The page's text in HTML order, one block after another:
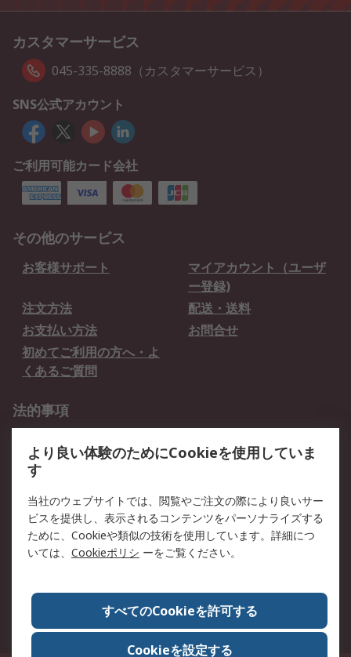
カスタマーサービス
045-335-8888（カスタマーサービス）
SNS公式アカウント
ご利用可能カード会社
その他のサービス
お客様サポート
マイアカウント（ユーザ
ー登録)
注文方法
配送・送料
お支払い方法
お問合せ
初めてご利用の方へ・よ
くあるご質問
法的事項
クッキーポリシー
RSについて
会社概要
採用情報
プレスリリース＆お知ら
コーポレートサイト
全世界のRS
RSの歴史
ESGへの取り組み（英語）
認証について
より良い体験のためにCookieを使用していま
す
当社のウェブサイトでは、閲覧やご注文の際により良いサー
ビスを提供し、表示されるコンテンツをパーソナライズする
ために、Cookieや類似の技術を使用しています。詳細につ
いては、 Cookieポリシ ーをご覧ください。
すべてのCookieを許可する
Cookieを設定する